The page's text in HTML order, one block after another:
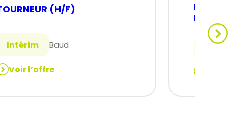
(H/F)
Intérim Baud
Voir l’offre
F)
: